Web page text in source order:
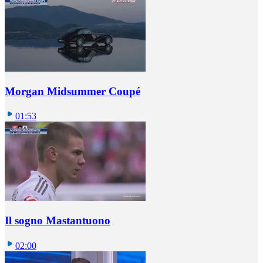
Morgan Midsummer Coupé
01:53
Il sogno Mastantuono
02:00